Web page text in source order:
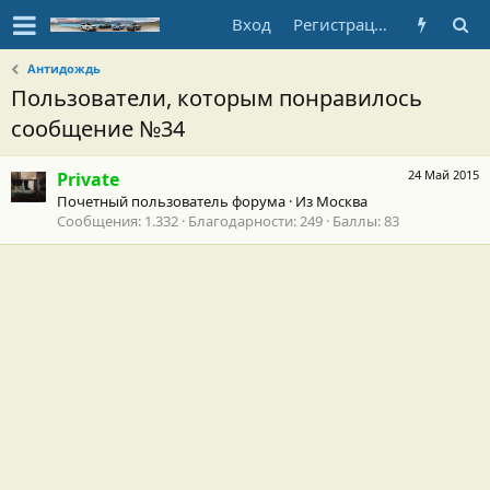
Вход Регистрация
Антидождь
Пользователи, которым понравилось
сообщение №34
24 Май 2015
Private
Почетный пользователь форума · Из Москва
Сообщения 1.332 Благодарности 249 Баллы 83